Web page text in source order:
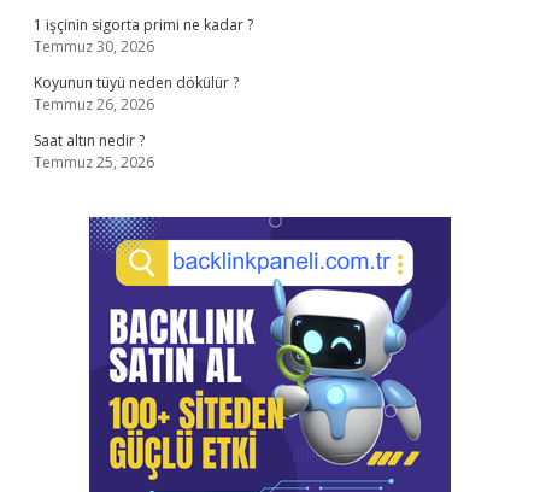
1 işçinin sigorta primi ne kadar ?
Temmuz 30, 2026
Koyunun tüyü neden dökülür ?
Temmuz 26, 2026
Saat altın nedir ?
Temmuz 25, 2026